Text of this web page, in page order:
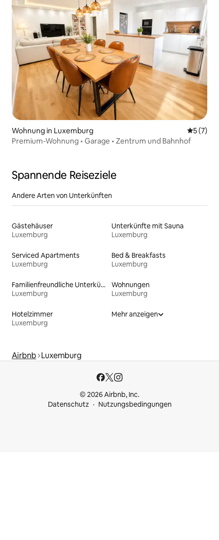
Wohnung in Luxemburg
5 (7)
Premium-Wohnung • Garage • Zentrum und Bahnhof
Spannende Reiseziele
Andere Arten von Unterkünften
Gästehäuser
Luxemburg
Unterkünfte mit Sauna
Luxemburg
Serviced Apartments
Luxemburg
Bed & Breakfasts
Luxemburg
Familienfreundliche Unterkünfte
Luxemburg
Wohnungen
Luxemburg
Hotelzimmer
Luxemburg
Mehr anzeigen
Airbnb Luxemburg
© 2026 Airbnb, Inc.
Datenschutz
Nutzungsbedingungen